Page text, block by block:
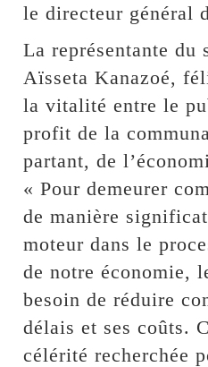
le directeur général
La représentante du
Aïsseta Kanazoé,
la vitalité entre le
profit de la
partant, de
« Pour demeurer
de manière
moteur dans le
de notre économie,
besoin de réduire
délais et ses coûts.
célérité recherchée